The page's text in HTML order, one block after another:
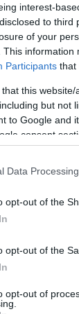
interest-
to third
of your
This
Participants that
that this
but not
to Google and
consent
Data
opt-out of the
opt-out of the
opt-out of
ξένους
κανέναν
και τους